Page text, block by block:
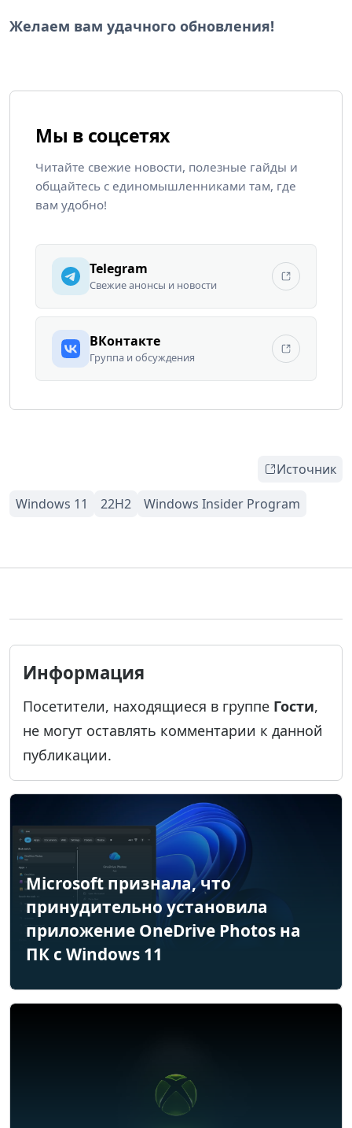
Желаем вам удачного обновления!
Мы в соцсетях
Читайте свежие новости, полезные гайды и
общайтесь с единомышленниками там, где
вам удобно!
Telegram
Свежие анонсы и новости
ВКонтакте
Группа и обсуждения
Источник
Информация
Посетители, находящиеся в группе Гости,
не могут оставлять комментарии к данной
публикации.
Microsoft признала, что
принудительно установила
приложение OneDrive Photos на
ПК с Windows 11